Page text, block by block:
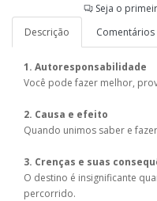
Seja o
Descrição
Comentários
1. Autoresponsabilidade
Você pode fazer melhor,
2. Causa e efeito
Quando unimos saber e
3. Crenças e suas
O destino é insignificante
percorrido.